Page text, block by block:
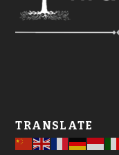
TRANSLATE